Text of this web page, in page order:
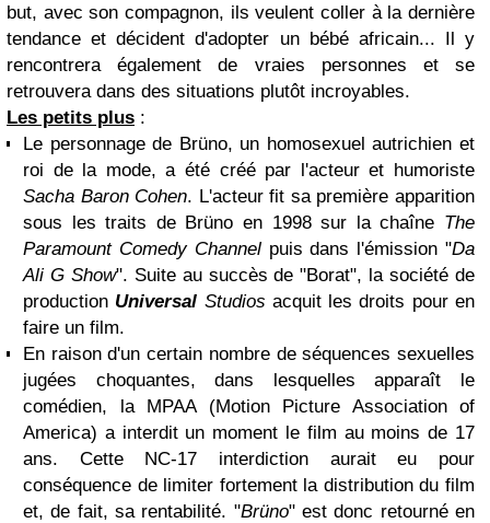
but, avec son compagnon, ils veulent coller à la dernière
tendance et décident d'adopter un bébé africain... Il y
rencontrera également de vraies personnes et se
retrouvera dans des situations plutôt incroyables.
Les petits plus :
Le personnage de Brüno, un homosexuel autrichien et
roi de la mode, a été créé par l'acteur et humoriste
Sacha Baron Cohen. L'acteur fit sa première apparition
sous les traits de Brüno en 1998 sur la chaîne The
Paramount Comedy Channelpuis dans l'émission "Da
Ali G Show". Suite au succès de "Borat", la société de
production Universal Studios acquit les droits pour en
faire un film.
En raison d'un certain nombre de séquences sexuelles
jugées choquantes, dans lesquelles apparaît le
comédien, la MPAA (Motion Picture Association of
America) a interdit un moment le film au moins de 17
ans. Cette NC-17 interdiction aurait eu pour
conséquence de limiter fortement la distribution du film
et, de fait, sa rentabilité. "Brüno" est donc retourné en